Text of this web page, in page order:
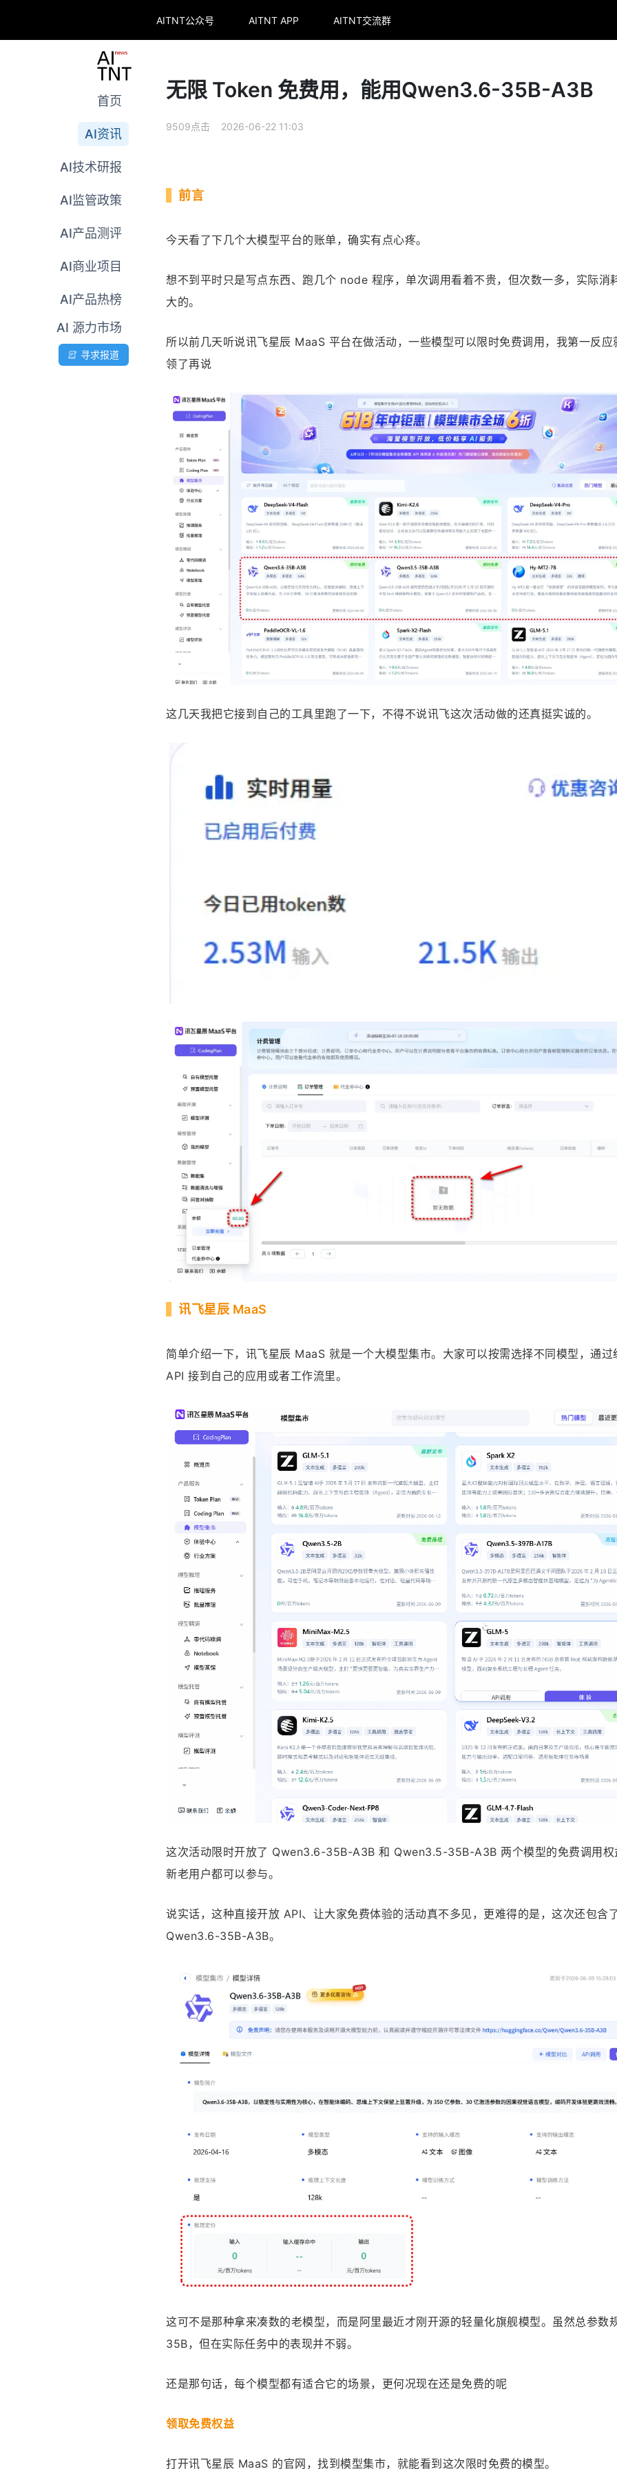
AITNT公众号 AITNT APP AITNT交流群
首页
AI资讯
AI技术研报
AI监管政策
AI产品测评
AI商业项目
AI产品热榜
AI 源力市场
寻求报道
无限 Token 免费用，能用Qwen3.6-35B-A3B
9509点击 2026-06-22 11:03
前言
今天看了下几个大模型平台的账单，确实有点心疼。
想不到平时只是写点东西、跑几个 node 程序，单次调用看着不贵，但次数一多，实际消
大的。
所以前几天听说讯飞星辰 MaaS 平台在做活动，一些模型可以限时免费调用，我第一反应
领了再说
这几天我把它接到自己的工具里跑了一下，不得不说讯飞这次活动做的还真挺实诚的。
讯飞星辰 MaaS
简单介绍一下，讯飞星辰 MaaS 就是一个大模型集市。大家可以按需选择不同模型，通过
API 接到自己的应用或者工作流里。
这次活动限时开放了 Qwen3.6-35B-A3B 和 Qwen3.5-35B-A3B 两个模型的免费调用权
新老用户都可以参与。
说实话，这种直接开放 API、让大家免费体验的活动真不多见，更难得的是，这次还包含
Qwen3.6-35B-A3B。
这可不是那种拿来凑数的老模型，而是阿里最近才刚开源的轻量化旗舰模型。虽然总参数
35B，但在实际任务中的表现并不弱。
还是那句话，每个模型都有适合它的场景，更何况现在还是免费的呢
领取免费权益
打开讯飞星辰 MaaS 的官网，找到模型集市，就能看到这次限时免费的模型。